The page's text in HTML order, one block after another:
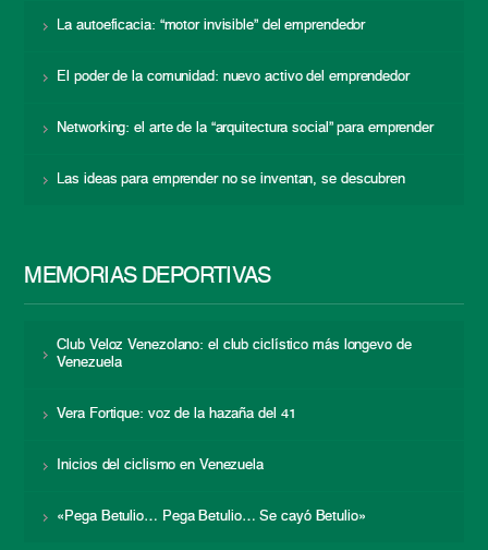
La autoeficacia: “motor invisible” del emprendedor
El poder de la comunidad: nuevo activo del emprendedor
Networking: el arte de la “arquitectura social” para emprender
Las ideas para emprender no se inventan, se descubren
MEMORIAS DEPORTIVAS
Club Veloz Venezolano: el club ciclístico más longevo de
Venezuela
Vera Fortique: voz de la hazaña del 41
Inicios del ciclismo en Venezuela
«Pega Betulio… Pega Betulio… Se cayó Betulio»